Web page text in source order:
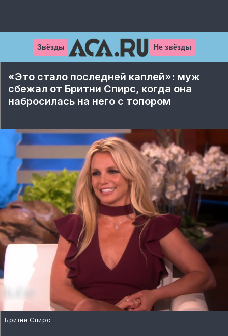
Звёзды Не звёзды
«Это стало последней каплей»: муж
сбежал от Бритни Спирс, когда она
набросилась на него с топором
Бритни Спирс